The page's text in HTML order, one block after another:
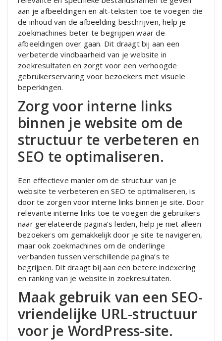
aan je afbeeldingen en alt-teksten toe te voegen die
de inhoud van de afbeelding beschrijven, help je
zoekmachines beter te begrijpen waar de
afbeeldingen over gaan. Dit draagt bij aan een
verbeterde vindbaarheid van je website in
zoekresultaten en zorgt voor een verhoogde
gebruikerservaring voor bezoekers met visuele
beperkingen.
Zorg voor interne links
binnen je website om de
structuur te verbeteren en
SEO te optimaliseren.
Een effectieve manier om de structuur van je
website te verbeteren en SEO te optimaliseren, is
door te zorgen voor interne links binnen je site. Door
relevante interne links toe te voegen die gebruikers
naar gerelateerde pagina’s leiden, help je niet alleen
bezoekers om gemakkelijk door je site te navigeren,
maar ook zoekmachines om de onderlinge
verbanden tussen verschillende pagina’s te
begrijpen. Dit draagt bij aan een betere indexering
en ranking van je website in zoekresultaten.
Maak gebruik van een SEO-
vriendelijke URL-structuur
voor je WordPress-site.